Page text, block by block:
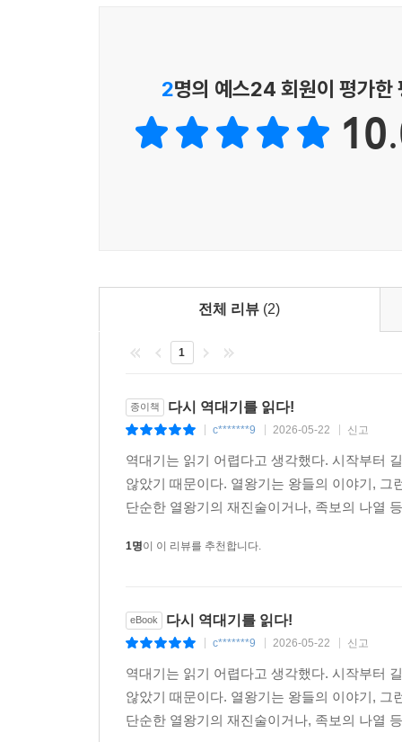
하게 이루어진 것처럼 전한다. 갈등도, 반대도,
왕기를 읽어본 독자라면 고개를 갸웃할 수 있다.
기독연구원 느헤미야
역대기는 레위기에 못지 않게 성경 통독의 가장
족보는, 배제를 넘어선 환대와 연대의 메시지다.
밑그림임을 깨닫게 된다. 또한 저자가 열왕기와
저자는 다윗을 무결점의 전쟁 영웅이 아닌 찬
예배자로 재조명한다. 특히 다라쉬(“찾음”)와
교회를 향한 예언자적 도전이기도 하다. 성경을
거룩한 운동이다. 이 책은 역대기를 오늘날 우
송민원 교수
더바이블 무브먼트 대표
구약성경 가운데 역대기만큼 오랫동안 학문적으
현장에서 역대기는 여전히 낯선 책으로 남아 있
상(aspect)차이, 인칭대명사 하나의 수정이 어
분석으로 보인다. 족보의 문학적 기능,즉각적 보
신학적 깊이까지 성실하게 파고든다. 목회자로
저작은, 역대기를 강해하고자 하는 설교자와 구
2명의 예스24 회원이 평가한
전체 리뷰 (2)
1
종이책 다시 역대기를 읽다!
c*******9 2026-05-22 신고
역대기는 읽기 어렵다고 생각했다. 시작부터
않았기 때문이다. 열왕기는 왕들의 이야기, 그
단순한 열왕기의 재진술이거나, 족보의 나열
1명이 이 리뷰를 추천합니다.
eBook 다시 역대기를 읽다!
c*******9 2026-05-22 신고
역대기는 읽기 어렵다고 생각했다. 시작부터
않았기 때문이다. 열왕기는 왕들의 이야기, 그
단순한 열왕기의 재진술이거나, 족보의 나열